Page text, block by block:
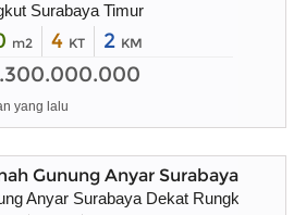
Surabaya Timur
m2 4 KT 2 KM
yang lalu
Gunung Anyar Surabaya
Anyar Surabaya Dekat Rungkut